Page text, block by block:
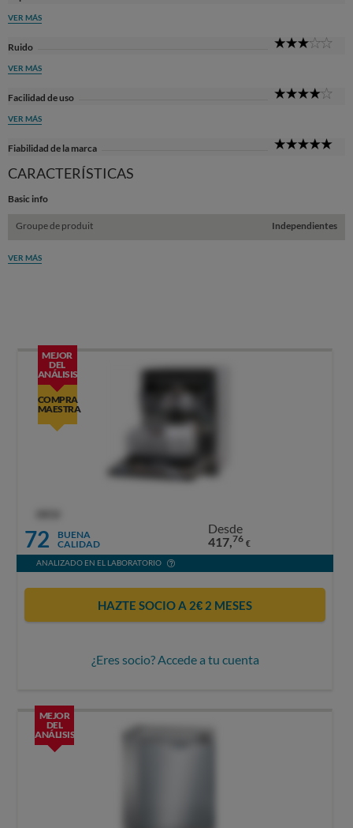
VER MÁS
Ruido
VER MÁS
Facilidad de uso
VER MÁS
Fiabilidad de la marca
CARACTERÍSTICAS
Basic info
Groupe de produit Independientes
VER MÁS
MEJOR
DEL
ANÁLISIS
COMPRA
MAESTRA
72
BUENA
CALIDAD
Desde
417,76 €
ANALIZADO EN EL LABORATORIO
HAZTE SOCIO A 2€ 2 MESES
¿Eres socio? Accede a tu cuenta
MEJOR
DEL
ANÁLISIS